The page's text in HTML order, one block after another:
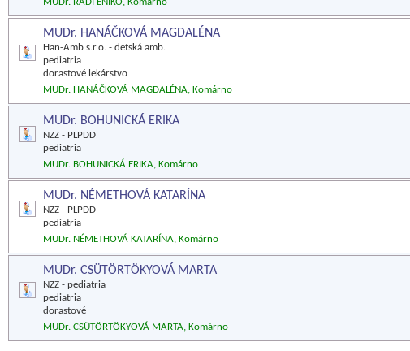
MUDr. HANÁČKOVÁ MAGDALÉNA
Han-Amb s.r.o. - detská amb.
pediatria
dorastové lekárstvo
MUDr. HANÁČKOVÁ MAGDALÉNA, Komárno
MUDr. BOHUNICKÁ ERIKA
NZZ - PLPDD
pediatria
MUDr. BOHUNICKÁ ERIKA, Komárno
MUDr. NÉMETHOVÁ KATARÍNA
NZZ - PLPDD
pediatria
MUDr. NÉMETHOVÁ KATARÍNA, Komárno
MUDr. CSÜTÖRTÖKYOVÁ MARTA
NZZ - pediatria
pediatria
dorastové
MUDr. CSÜTÖRTÖKYOVÁ MARTA, Komárno